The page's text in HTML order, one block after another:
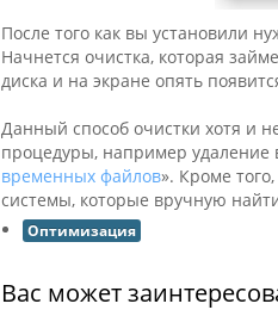
После того как вы установили
Начнется очистка, которая
диска и на экране опять
Данный способ очистки хотя и
процедуры, например удаление
временных файлов». Кроме
системы, которые вручную
Оптимизация
Вас может